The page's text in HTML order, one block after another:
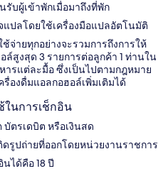
บผู้เข้าพักเมื่อมาถึงที่พัก
ปลโดยใช้เครื่องมือแปลอัตโนมัติ
จ่ายทุกอย่างจะรวมการถึงการให้
ล์สูงสุด 3 รายการต่อลูกค้า 1 ท่านใน
ารแต่ละมื้อ ซึ่งเป็นไปตามกฎหมาย
องดื่มแอลกอฮอล์เพิ่มเติมได้
นการเช็กอิน
ตรเดบิต หรือเงินสด
รูปถ่ายที่ออกโดยหน่วยงานราชการ
ได้คือ 18 ปี